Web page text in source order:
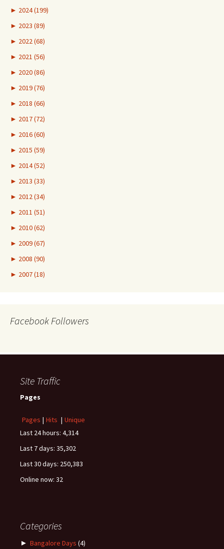
► 2024 (199)
► 2023 (89)
► 2022 (68)
► 2021 (56)
► 2020 (86)
► 2019 (76)
► 2018 (66)
► 2017 (72)
► 2016 (60)
► 2015 (59)
► 2014 (52)
► 2013 (33)
► 2012 (34)
► 2011 (51)
► 2010 (62)
► 2009 (67)
► 2008 (90)
► 2007 (18)
Facebook Followers
Site Traffic
Pages
Pages | Hits | Unique
Last 24 hours: 4,314
Last 7 days: 35,302
Last 30 days: 250,383
Online now: 32
Categories
► Bangalore Days (4)